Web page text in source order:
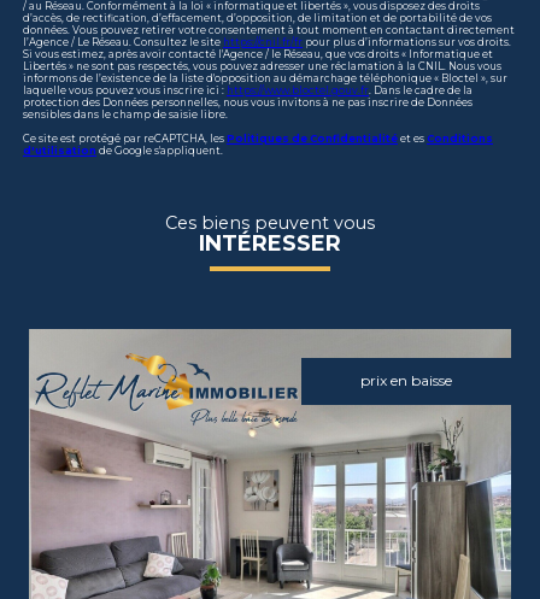
/ au Réseau. Conformément à la loi « informatique et libertés », vous disposez des droits
d’accès, de rectification, d’effacement, d’opposition, de limitation et de portabilité de vos
données. Vous pouvez retirer votre consentement à tout moment en contactant directement
l’Agence / Le Réseau. Consultez le site https://cnil.fr/fr pour plus d’informations sur vos droits.
Si vous estimez, après avoir contacté l'Agence / le Réseau, que vos droits « Informatique et
Libertés » ne sont pas respectés, vous pouvez adresser une réclamation à la CNIL. Nous vous
informons de l’existence de la liste d'opposition au démarchage téléphonique « Bloctel », sur
laquelle vous pouvez vous inscrire ici : https://www.bloctel.gouv.fr . Dans le cadre de la
protection des Données personnelles, nous vous invitons à ne pas inscrire de Données
sensibles dans le champ de saisie libre.
Ce site est protégé par reCAPTCHA, les Politiques de Confidentialité et es Conditions
d'utilisation de Google s'appliquent.
Ces biens peuvent vous
INTÉRESSER
prix en baisse
voir le bien